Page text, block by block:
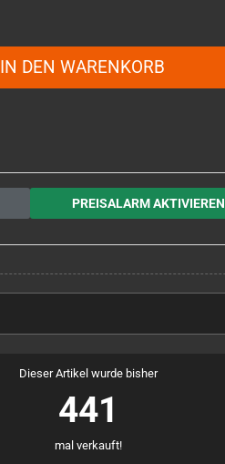
IN DEN WARENKORB
PREISALARM AKTIVIEREN
Dieser Artikel wurde bisher
441
mal verkauft!